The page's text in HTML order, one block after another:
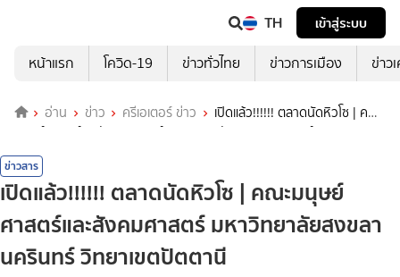
TH
เข้าสู่ระบบ
หน้าแรก
โควิด-19 ข่าวทั่วไทย ข่าวการเมือง ข่าว
อ่าน ข่าว ครีเอเตอร์ ข่าว
เปิดแล้ว!!!!!! ตลาดนัดหิวโซ | คณะ
มนุษย์ศาสตร์และสังคมศาสตร์ มหาวิทยาลัยสงขลานครินทร์ วิทยาเขต
ข่าวสาร
เปิดแล้ว!!!!!! ตลาดนัดหิวโซ | คณะมนุษย์
ศาสตร์และสังคมศาสตร์ มหาวิทยาลัยสงขลา
นครินทร์ วิทยาเขตปัตตานี